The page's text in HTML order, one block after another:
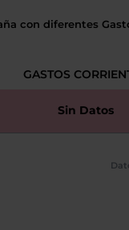
con diferentes
GASTOS
Sin Datos